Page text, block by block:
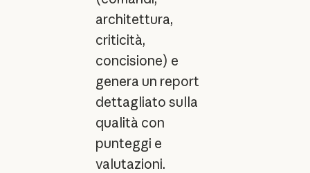
architettura,
criticità,
concisione) e
genera un report
dettagliato sulla
qualità con
punteggi e
valutazioni.